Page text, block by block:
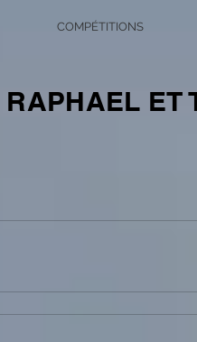
COMPÉTITIONS
ET